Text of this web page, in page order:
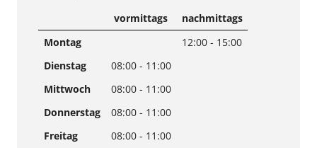
vormittags
nachmittags
Montag
12:00 - 15:00
Dienstag
08:00 - 11:00
Mittwoch
08:00 - 11:00
Donnerstag
08:00 - 11:00
Freitag
08:00 - 11:00